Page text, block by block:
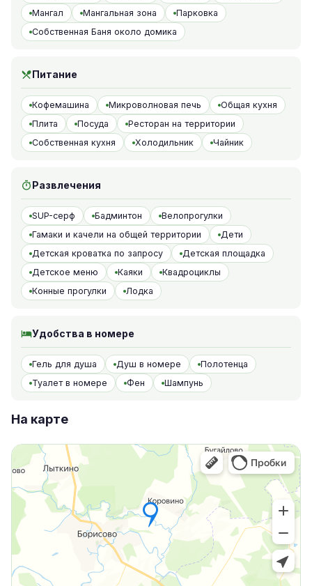
Мангал
Мангальная зона
Парковка
Собственная Баня около домика
Питание
Кофемашина Микроволновая печь
Общая кухня
Плита
Посуда
Ресторан на территории
Собственная кухня
Холодильник Чайник
Развлечения
SUP-серф Бадминтон
Велопрогулки
Гамаки и качели на общей территории
Дети
Детская кроватка по запросу
Детская площадка
Детское меню
Каяки
Квадроциклы
Конные прогулки
Лодка
Удобства в номере
Гель для душа Душ в номере
Полотенца
Туалет в номере
Фен Шампунь
На карте